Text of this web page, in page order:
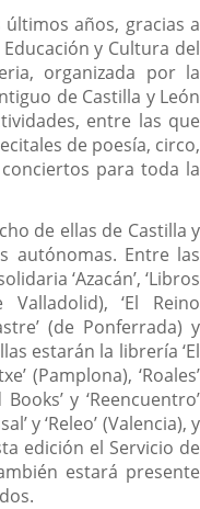
años, gracias a
y Cultura del
organizada por la
de Castilla y León
entre las que
de poesía, circo,
para toda la
de ellas de Castilla y
autónomas. Entre las
‘Azacán’, ‘Libros
Valladolid), ‘El Reino
(de Ponferrada) y
estarán la librería ‘El
(Pamplona), ‘Roales’
y ‘Reencuentro’
y ‘Releo’ (Valencia), y
edición el Servicio de
estará presente